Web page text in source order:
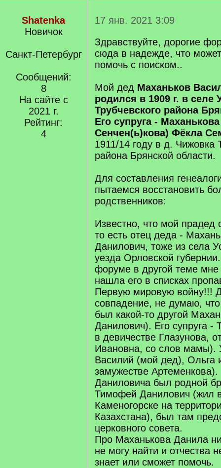
Shatenka
Новичок
Санкт-Петербург
Сообщений:
8
На сайте с
2021 г.
Рейтинг:
4
17 янв. 2021 3:09
Здравствуйте, дорогие
сюда в надежде, что
помочь с поиском..
Мой дед Маханьков
родился в 1909 г. в селе
Трубчевского района
Его супруга -
Сенчен(ь)кова) Фёкла
1911/14 году в д. Чижовка
района Брянской области.
Для составления
пытаемся восстановить
родственников:
Известно, что мой прадед
то есть отец деда -
Данилович, тоже из села
уезда Орловской
форуме в другой теме мне
нашла его в списках
Первую мировую войну!!!
совпадение, не думаю,
был какой-то другой
Данилович). Его супруга -
в девичестве Глазунова,
Ивановна, со слов мамы).
Василий (мой дед), Ольга
замужестве
Даниловича был родной
Тимофей Данилович (жил
Каменогорске на
Казахстана), был там
церковного совета.
Про Маханькова Данила
не могу найти и отчества
знает или сможет помочь.